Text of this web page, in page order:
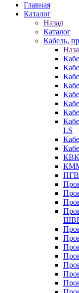
Главная
Каталог
Назад
Каталог
Кабель,
LS